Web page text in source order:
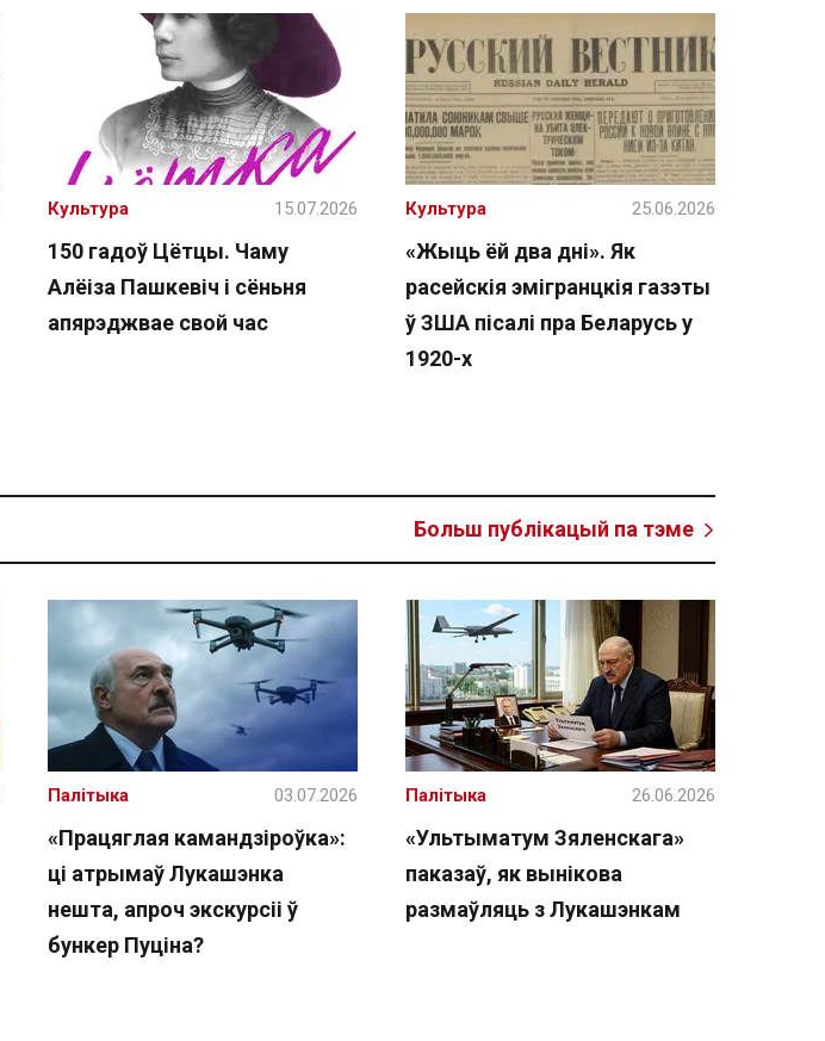
150 гадоў Цётцы. Чаму
Алёіза Пашкевіч і сёньня
апярэджвае свой час
Культура 15.07.2026
«Жыць ёй два дні». Як
расейскія эмігранцкія газэты
ў ЗША пісалі пра Беларусь у
1920-х
Культура 25.06.2026
Больш публікацый па тэме
«Працяглая камандзіроўка»:
ці атрымаў Лукашэнка
нешта, апроч экскурсіі ў
бункер Пуціна?
Палітыка 03.07.2026
«Ультыматум Зяленскага»
паказаў, як вынікова
размаўляць з Лукашэнкам
Палітыка 26.06.2026